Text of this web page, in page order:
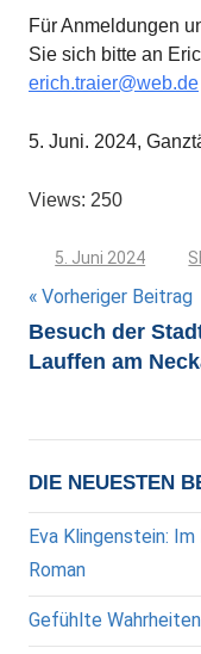
Für Anmeldungen
Sie sich bitte an
erich.traier@web.de
5. Juni. 2024,
Views: 250
5. Juni 2024
Vorheriger Beitrag
Besuch der
Lauffen am
DIE NEUESTEN
Eva Klingenstein:
Roman
Gefühlte